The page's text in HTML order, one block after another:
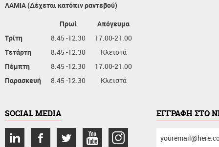
ΛΑΜΙΑ (Δέχεται κατόπιν ραντεβού)
Πρωί
Απόγευμα
Τρίτη
8.45 -12.30
17.00-21.00
Τετάρτη
8.45 -12.30
Κλειστά
Πέμπτη
8.45 -12.30
17.00-21.00
Παρασκευή
8.45 -12.30 Κλειστά
SOCIAL MEDIA ΕΓΓΡΑΦΗ ΣΤΟ
το